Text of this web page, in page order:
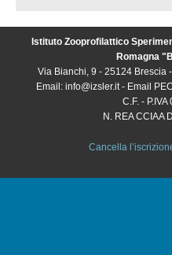
Istituto Zooprofilattico
Romagna
Via Bianchi, 9 - 25124 Brescia
Email: info@izsler.it - Email
C.F. -
N. REA CCIAA
Cancella